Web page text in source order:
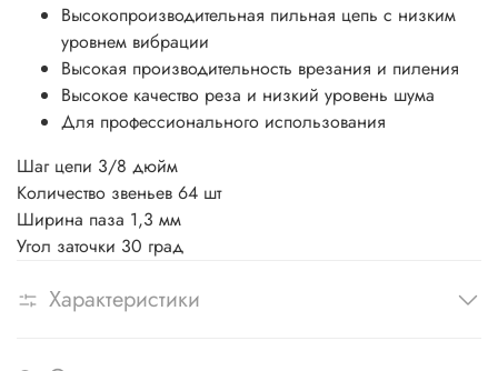
Высокопроизводительная пильная цепь с низким
уровнем вибрации
Высокая производительность врезания и пиления
Высокое качество реза и низкий уровень шума
Для профессионального использования
Шаг цепи 3/8 дюйм
Количество звеньев 64 шт
Ширина паза 1,3 мм
Угол заточки 30 град
Характеристики